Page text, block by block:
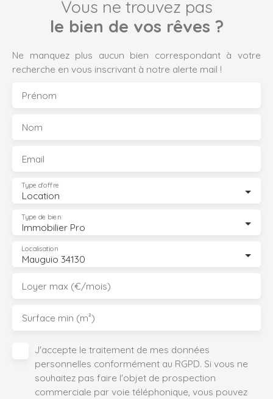
Vous ne trouvez pas
le bien de vos rêves ?
Ne manquez plus aucun bien correspondant à votre
recherche en vous inscrivant à notre alerte mail !
Prénom
Nom
Email
Location
Type d'offre
Immobilier Pro
Type de bien
Mauguio 34130
Localisation
Loyer max (€/mois)
Surface min (m²)
J'accepte le traitement de mes données
personnelles conformément au RGPD. Si vous ne
souhaitez pas faire l'objet de prospection
commerciale par voie téléphonique, vous pouvez